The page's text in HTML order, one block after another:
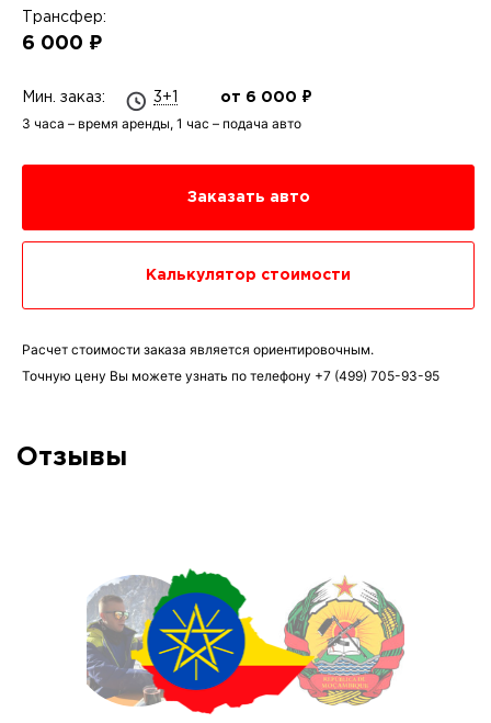
Трансфер:
6 000 ₽
Мин. заказ: 3+1 от 6 000 ₽
3 часа – время аренды, 1 час – подача авто
Заказать авто
Калькулятор стоимости
Расчет стоимости заказа является ориентировочным.
Точную цену Вы можете узнать по телефону +7 (499) 705-93-95
Отзывы